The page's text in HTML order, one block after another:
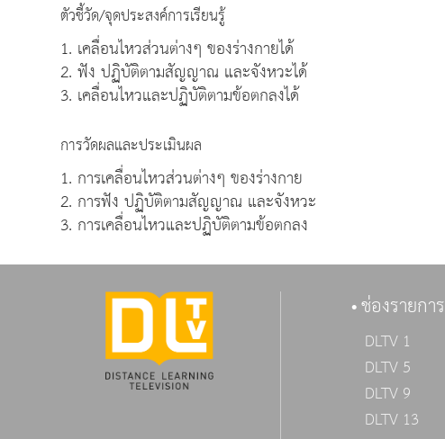
ตัวชี้วัด/จุดประสงค์การเรียนรู้
1. เคลื่อนไหวส่วนต่างๆ ของร่างกายได้
2. ฟัง ปฏิบัติตามสัญญาณ และจังหวะได้
3. เคลื่อนไหวและปฏิบัติตามข้อตกลงได้
การวัดผลและประเมินผล
1. การเคลื่อนไหวส่วนต่างๆ ของร่างกาย
2. การฟัง ปฏิบัติตามสัญญาณ และจังหวะ
3. การเคลื่อนไหวและปฏิบัติตามข้อตกลง
ช่องรายการ
DLTV 1
DLTV 5
DLTV 9
DLTV 13